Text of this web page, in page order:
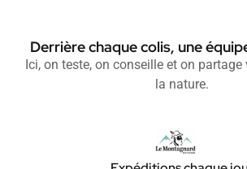
Derrière chaque colis, une
Ici, on teste, on conseille et on
la nature.